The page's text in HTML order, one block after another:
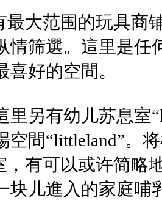
最大范围的玩具商
情筛選。這里是任
好的空間。
里另有幼儿苏息室
空間“littleland”。
，有可以或许简略
块儿進入的家庭哺